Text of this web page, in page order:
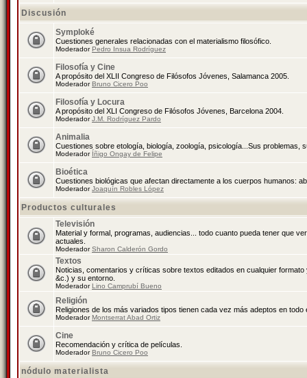
Discusión
Symploké
Cuestiones generales relacionadas con el materialismo filosófico.
ModeradorPedro Insua Rodríguez
Filosofía y Cine
A propósito del XLII Congreso de Filósofos Jóvenes, Salamanca 2005.
ModeradorBruno Cicero Poo
Filosofía y Locura
A propósito del XLI Congreso de Filósofos Jóvenes, Barcelona 2004.
ModeradorJ.M. Rodríguez Pardo
Animalia
Cuestiones sobre etología, biología, zoología, psicología...Sus problemas,
Moderador Íñigo Ongay de Felipe
Bioética
Cuestiones biológicas que afectan directamente a los cuerpos humanos:
ModeradorJoaquín Robles López
Productos culturales
Televisión
Material y formal, programas, audiencias... todo cuanto pueda tener que
actuales.
ModeradorSharon Calderón Gordo
Textos
Noticias, comentarios y críticas sobre textos editados en cualquier
&c.) y su entorno.
ModeradorLino Camprubí Bueno
Religión
Religiones de los más variados tipos tienen cada vez más adeptos en todo
ModeradorMontserrat Abad Ortiz
Cine
Recomendación y crítica de películas.
ModeradorBruno Cicero Poo
nódulo materialista